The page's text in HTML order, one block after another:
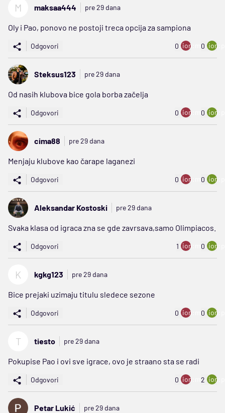
M maksaa444 pre 29 dana
Oly i Pao, ponovo ne postoji treca opcija za sampiona
Odgovori 0 ion:minus
0
Steksus123 pre 29 dana
Od nasih klubova bice gola borba začelja
Odgovori 0 ion:minus
0
cima88 pre 29 dana
Menjaju klubove kao čarape laganezi
Odgovori 0 ion:minus
0
Aleksandar Kostoski pre 29 dana
Svaka klasa od igraca zna se gde zavrsava,samo Olimpiacos.
Odgovori 1 ion:minus
0
K kgkg123 pre 29 dana
Bice prejaki uzimaju titulu sledece sezone
Odgovori 0 ion:minus
0
T tiesto pre 29 dana
Pokupise Pao i ovi sve igrace, ovo je straano sta se radi
Odgovori 0 ion:minus
2
Petar Lukić pre 29 dana